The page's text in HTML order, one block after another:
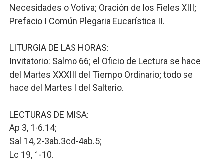
Más de 180 dirigentes sindicales de las Américas se
Necesidades o Votiva; Oración de los Fieles XIII;
Prefacio I Común Plegaria Eucarística II.
LITURGIA DE LAS HORAS:
Invitatorio: Salmo 66; el Oficio de Lectura se hace
del Martes XXXIII del Tiempo Ordinario; todo se
hace del Martes I del Salterio.
LECTURAS DE MISA:
Ap 3, 1-6.14;
Sal 14, 2-3ab.3cd-4ab.5;
Lc 19, 1-10.